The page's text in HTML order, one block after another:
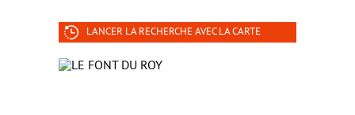
LANCER LA RECHERCHE AVEC LA CARTE